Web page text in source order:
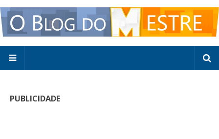
PUBLICIDADE